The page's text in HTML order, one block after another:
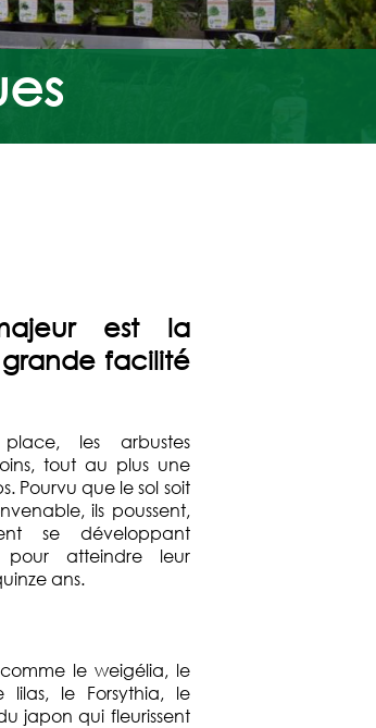
est la
facilité
les arbustes
tout au plus une
Pourvu que le sol soit
ils poussent,
se développant
atteindre leur
ans.
le weigélia, le
lilas, le Forsythia, le
japon qui fleurissent